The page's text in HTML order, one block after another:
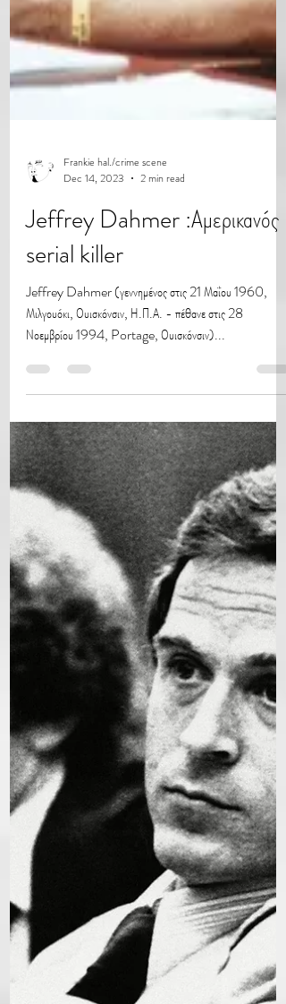
Frankie hal./crime scene
Jeffrey Dahmer :Αμερικανός
serial killer
Jeffrey Dahmer (γεννημένος στις 21 Μαΐου 1960,
Νοεμβρίου 1994, Portage, Ουισκόνσιν)...